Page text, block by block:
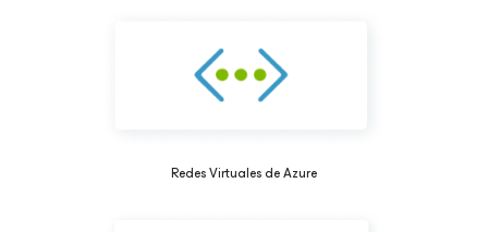
Redes Virtuales de Azure